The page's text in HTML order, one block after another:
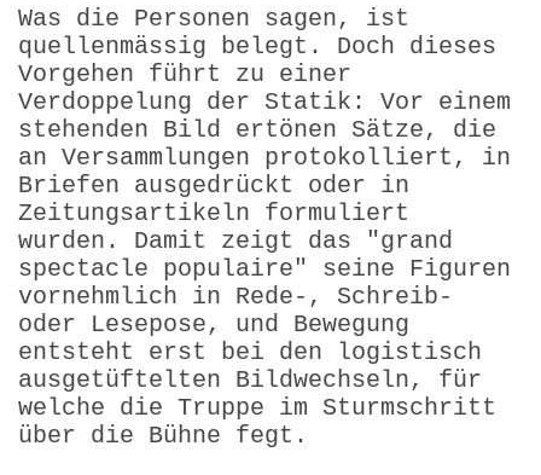
Was die Personen sagen, ist
quellenmässig belegt. Doch dieses
Vorgehen führt zu einer
Verdoppelung der Statik: Vor einem
stehenden Bild ertönen Sätze, die
an Versammlungen protokolliert, in
Briefen ausgedrückt oder in
Zeitungsartikeln formuliert
wurden. Damit zeigt das "grand
spectacle populaire" seine Figuren
vornehmlich in Rede-, Schreib-
oder Lesepose, und Bewegung
entsteht erst bei den logistisch
ausgetüftelten Bildwechseln, für
welche die Truppe im Sturmschritt
über die Bühne fegt.